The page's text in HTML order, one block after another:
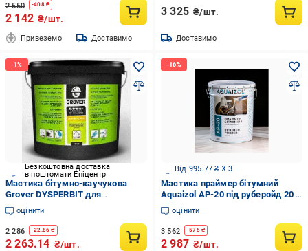
2 550 -408₴
2 142 ₴/шт.
Привеземо Доставимо
3 325 ₴/шт.
Доставимо
Безкоштовна доставка
в поштомати Епіцентр
Мастика бітумно-каучукова
Grover DYSPERBIT для
гідроізоляції фундаментів 20 кг
(26891665)
оцінити
2 286 -22.86 ₴
2 263.14 ₴/шт.
Від 995.77 ₴ X 3
Мастика праймер бітумний
Aquaizol АР-20 під руберойд 20 л
(368792544)
оцінити
3 562 -575₴
2 987 ₴/шт.